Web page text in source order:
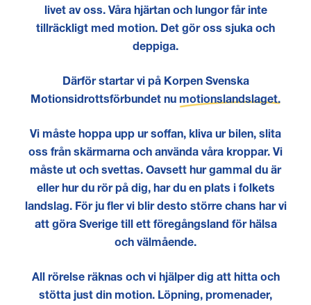
livet av oss. Våra hjärtan och lungor får inte
tillräckligt med motion. Det gör oss sjuka och
deppiga.
Därför startar vi på Korpen Svenska
Motionsidrottsförbundet nu motionslandslaget.
Vi måste hoppa upp ur soffan, kliva ur bilen, slita
oss från skärmarna och använda våra kroppar. Vi
måste ut och svettas. Oavsett hur gammal du är
eller hur du rör på dig, har du en plats i folkets
landslag. För ju fler vi blir desto större chans har vi
att göra Sverige till ett föregångsland för hälsa
och välmående.
All rörelse räknas och vi hjälper dig att hitta och
stötta just din motion. Löpning, promenader,